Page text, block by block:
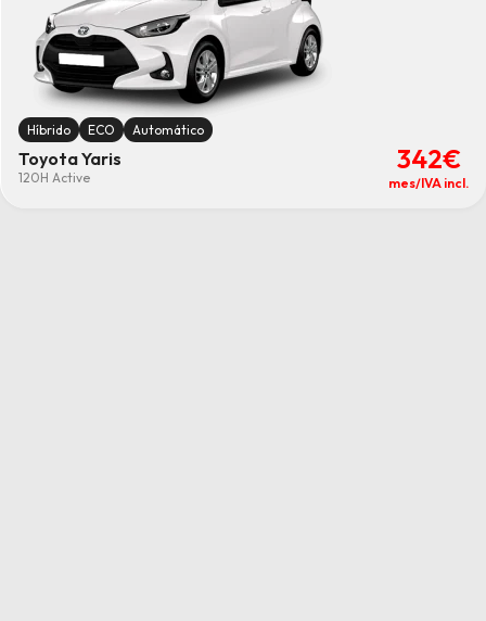
Híbrido ECO Automático
Toyota Yaris
120H Active
342€
mes/IVA incl.